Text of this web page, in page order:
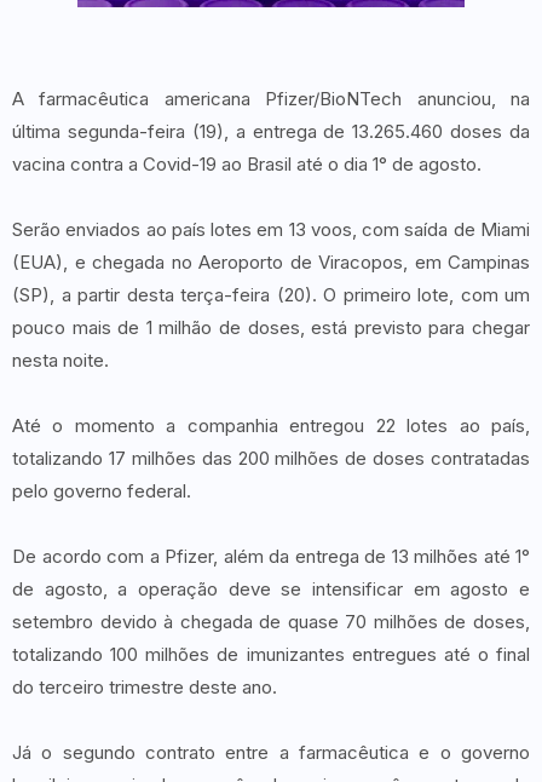
A farmacêutica americana Pfizer/BioNTech anunciou, na
última segunda-feira (19), a entrega de 13.265.460 doses da
vacina contra a Covid-19 ao Brasil até o dia 1° de agosto.
Serão enviados ao país lotes em 13 voos, com saída de Miami
(EUA), e chegada no Aeroporto de Viracopos, em Campinas
(SP), a partir desta terça-feira (20). O primeiro lote, com um
pouco mais de 1 milhão de doses, está previsto para chegar
nesta noite.
Até o momento a companhia entregou 22 lotes ao país,
totalizando 17 milhões das 200 milhões de doses contratadas
pelo governo federal.
De acordo com a Pfizer, além da entrega de 13 milhões até 1°
de agosto, a operação deve se intensificar em agosto e
setembro devido à chegada de quase 70 milhões de doses,
totalizando 100 milhões de imunizantes entregues até o final
do terceiro trimestre deste ano.
Já o segundo contrato entre a farmacêutica e o governo